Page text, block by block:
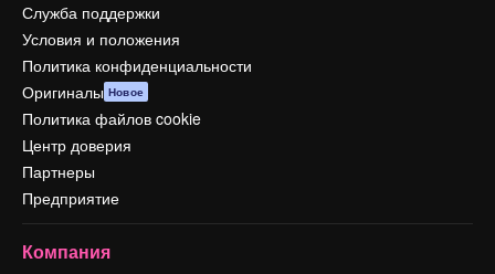
Служба поддержки
Условия и положения
Политика конфиденциальности
Оригиналы Новое
Политика файлов cookie
Центр доверия
Партнеры
Предприятие
Компания